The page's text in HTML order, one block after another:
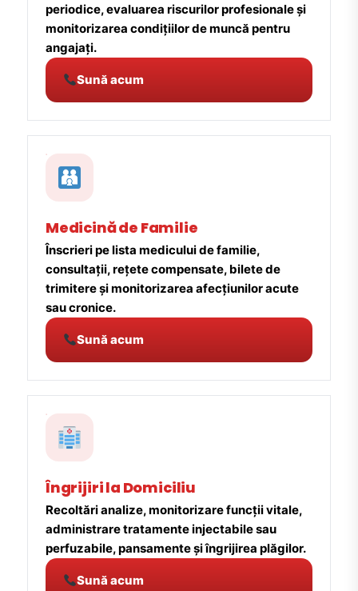
periodice, evaluarea riscurilor profesionale și
monitorizarea condițiilor de muncă pentru
angajați.
Sună acum
Medicină de Familie
Înscrieri pe lista medicului de familie,
consultații, rețete compensate, bilete de
trimitere și monitorizarea afecțiunilor acute
sau cronice.
Sună acum
Îngrijiri la Domiciliu
Recoltări analize, monitorizare funcții vitale,
administrare tratamente injectabile sau
perfuzabile, pansamente și îngrijirea plăgilor.
Sună acum